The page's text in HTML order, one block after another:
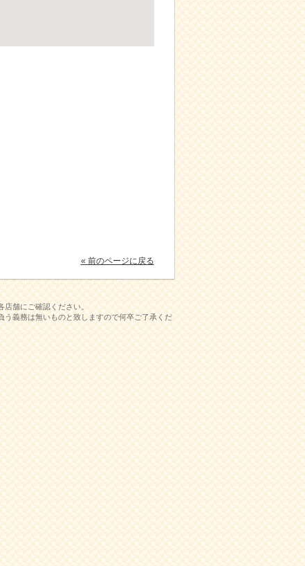
« 前のページに戻る
店舗にご確認ください。
義務は無いものと致しますので何卒ご了承くだ